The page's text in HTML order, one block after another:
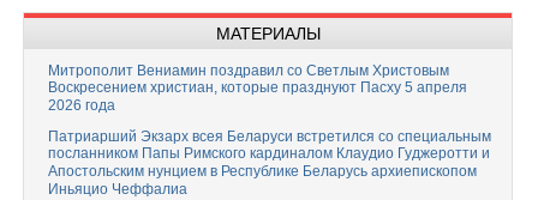
МАТЕРИАЛЫ
Митрополит Вениамин поздравил со Светлым Христовым
Воскресением христиан, которые празднуют Пасху 5 апреля
2026 года
Патриарший Экзарх всея Беларуси встретился со специальным
посланником Папы Римского кардиналом Клаудио Гуджеротти и
Апостольским нунцием в Республике Беларусь архиепископом
Иньяцио Чеффалиа